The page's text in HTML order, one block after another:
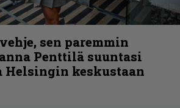
sen paremmin
Penttilä suuntasi
Helsingin keskustaan